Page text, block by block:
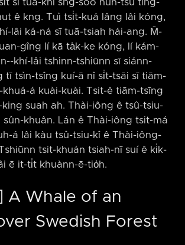
sī tuā-khì sng-sòo hun-tsú tîng-
ê kng. Tuì tsi̍t-kuá lâng lâi kóng,
lâi ká-ná sī tuā-tsiah hái-ang. M̄-
gîng lí kā ta̍k-ke kóng, lí kám-
⁠-khí-lâi tshinn-tshiūnn sī siánn-
tī tsìn-tsîng kuí-ā nî si̍t-tsāi sī tiām-
khuá-á kuài-kuài. Tsit-ê tiām-tsīng
suah ah. Thài-iông ê tsû-tsiu-
sûn-khuân. Lán ê Thài-iông tsit-má
á lâi kàu tsû-tsiu-kî ê Thài-iông-
tsit-khuán tsiah-nī suí ê ki̍k-
ē it-ti̍t khuànn-ē-tio̍h.
A Whale of an
Swedish Forest